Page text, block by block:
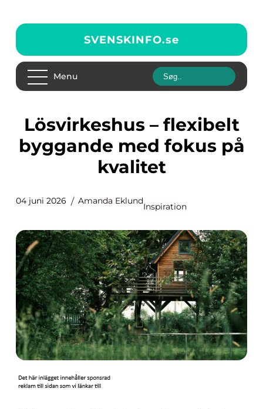
SVENSKINFO.se
Menu
Lösvirkeshus – flexibelt
byggande med fokus på
kvalitet
04 juni 2026 Amanda Eklund
Inspiration